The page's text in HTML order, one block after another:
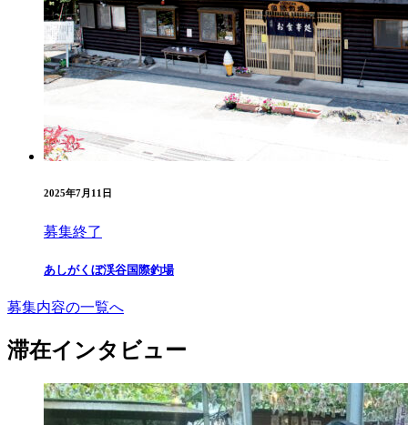
2025年7月11日
募集終了
あしがくぼ渓谷国際釣場
募集内容の一覧へ
滞在インタビュー